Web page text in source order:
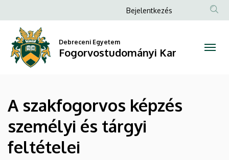
szakfogorvos
képzés
személyi
tárgyi
feltételei
a
tartalomra
Anonim
menüje
Bejelentkezés
Debreceni Egyetem
Fogorvostudományi Kar
A szakfogorvos képzés
személyi és tárgyi
feltételei